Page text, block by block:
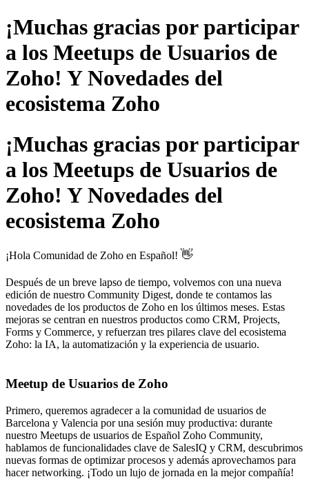
¡Muchas gracias por participar
a los Meetups de Usuarios de
Zoho! Y Novedades del
ecosistema Zoho
¡Muchas gracias por participar
a los Meetups de Usuarios de
Zoho! Y Novedades del
ecosistema Zoho
¡Hola Comunidad de Zoho en Español! 👋
Después de un breve lapso de tiempo, volvemos con una nueva
edición de nuestro Community Digest, donde te contamos las
novedades de los productos de Zoho en los últimos meses. Estas
mejoras se centran en nuestros productos como CRM, Projects,
Forms y Commerce, y refuerzan tres pilares clave del ecosistema
Zoho: la IA, la automatización y la experiencia de usuario.
Meetup de Usuarios de Zoho
Primero, queremos agradecer a la comunidad de usuarios de
Barcelona y Valencia por una sesión muy productiva: durante
nuestro Meetups de usuarios de Español Zoho Community,
hablamos de funcionalidades clave de SalesIQ y CRM, descubrimos
nuevas formas de optimizar procesos y además aprovechamos para
hacer networking. ¡Todo un lujo de jornada en la mejor compañía!